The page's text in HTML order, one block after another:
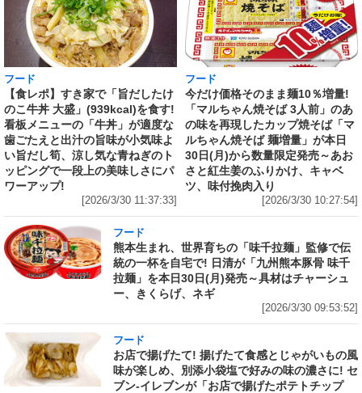
フード
【食レポ】すき家で「旨だしたけ
のこ牛丼 大盛」(939kcal)を食す!
看板メニューの「牛丼」が適度な
歯ごたえと出汁の旨味が小気味よ
い旨だし筍、涼し気な青ねぎのト
ッピングで一段上の美味しさにパ
ワーアップ!
[2026/3/30 11:37:33]
フード
今だけ価格そのまま麺10％増量!
「マルちゃん焼そば 3人前」のあ
の味を再現したカップ焼そば「マ
ルちゃん焼そば 麺増量」が本日
30日(月)から数量限定発売～あお
さと紅生姜のふりかけ、キャベ
ツ、味付挽肉入り
[2026/3/30 10:27:54]
フード
熊本生まれ、世界育ちの「味千拉麺」監修で伝
統の一杯を自宅で! 日清が「九州熊本豚骨 味千
拉麺」を本日30日(月)発売～具材はチャーシュ
ー、きくらげ、ネギ
[2026/3/30 09:53:52]
フード
お店で揚げたて! 揚げたて食感とじゃがいもの風
味が楽しめ、別添小袋塩で好みの味の濃さに! セ
ブン‐イレブンが「お店で揚げたポテトチップ